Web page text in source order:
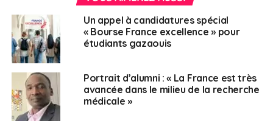
En savoir plus et s’inscrire
SUJETS ASSOCIÉS: CAMPUS FRANCE
A SUIVRE
EURES accompagne le 25 mars les chercheurs
d’emploi en Allemagne
NE RATEZ PAS
EURES : International job meeting à Cagliari, Italie
Un appel à candidatures spécial
« Bourse France excellence » pour
étudiants gazaouis
Portrait d’alumni : « La France est très
avancée dans le milieu de la recherche
médicale »